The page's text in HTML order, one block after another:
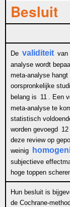
Besluit
De validiteit van
analyse wordt
meta-analyse
oorspronkelijke
belang is 11 . Een
meta-analyse te
statistisch
worden gevoegd 12
deze review op
weinig
subjectieve
hoge toppen
Hun besluit is
de Cochrane-